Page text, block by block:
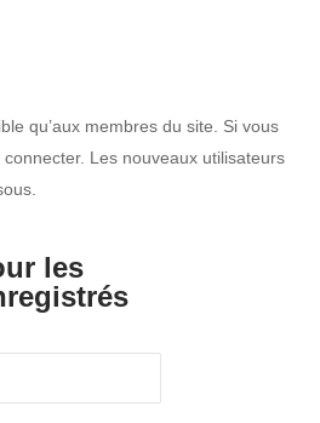
qu’aux membres du site. Si vous
Les nouveaux utilisateurs
les